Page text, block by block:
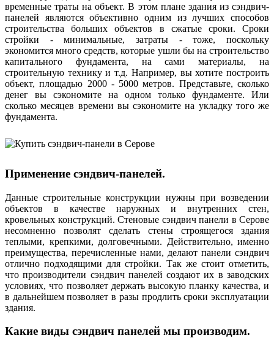
временные траты на объект. В этом плане здания из сэндвич-
панелей являются объективно одним из лучших способов
строительства больших объектов в сжатые сроки. Сроки
стройки - минимальные, затраты - тоже, поскольку
экономится много средств, которые ушли бы на строительство
капитального фундамента, на сами материалы, на
строительную технику и т.д. Например, вы хотите построить
объект, площадью 2000 - 5000 метров. Представьте, сколько
денег вы сэкономите на одном только фундаменте. Или
сколько месяцев времени вы сэкономите на укладку того же
фундамента.
Применение сэндвич-панелей.
Данные строительные конструкции нужны при возведении
объектов в качестве наружных и внутренних стен,
кровельных конструкций. Стеновые сэндвич панели в Серове
несомненно позволят сделать стены строящегося здания
теплыми, крепкими, долговечными. Действительно, именно
преимущества, перечисленные нами, делают панели сэндвич
отлично подходящими для стройки. Так же стоит отметить,
что производители сэндвич панелей создают их в заводских
условиях, что позволяет держать высокую планку качества, и
в дальнейшем позволяет в разы продлить сроки эксплуатации
здания.
Какие виды сэндвич панелей мы производим.